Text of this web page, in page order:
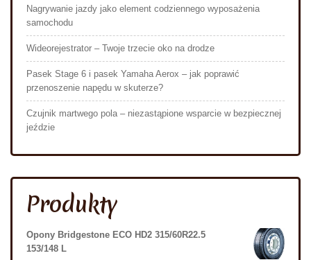
Nagrywanie jazdy jako element codziennego wyposażenia
samochodu
Wideorejestrator – Twoje trzecie oko na drodze
Pasek Stage 6 i pasek Yamaha Aerox – jak poprawić
przenoszenie napędu w skuterze?
Czujnik martwego pola – niezastąpione wsparcie w bezpiecznej
jeździe
Produkty
Opony Bridgestone ECO HD2 315/60R22.5
153/148 L